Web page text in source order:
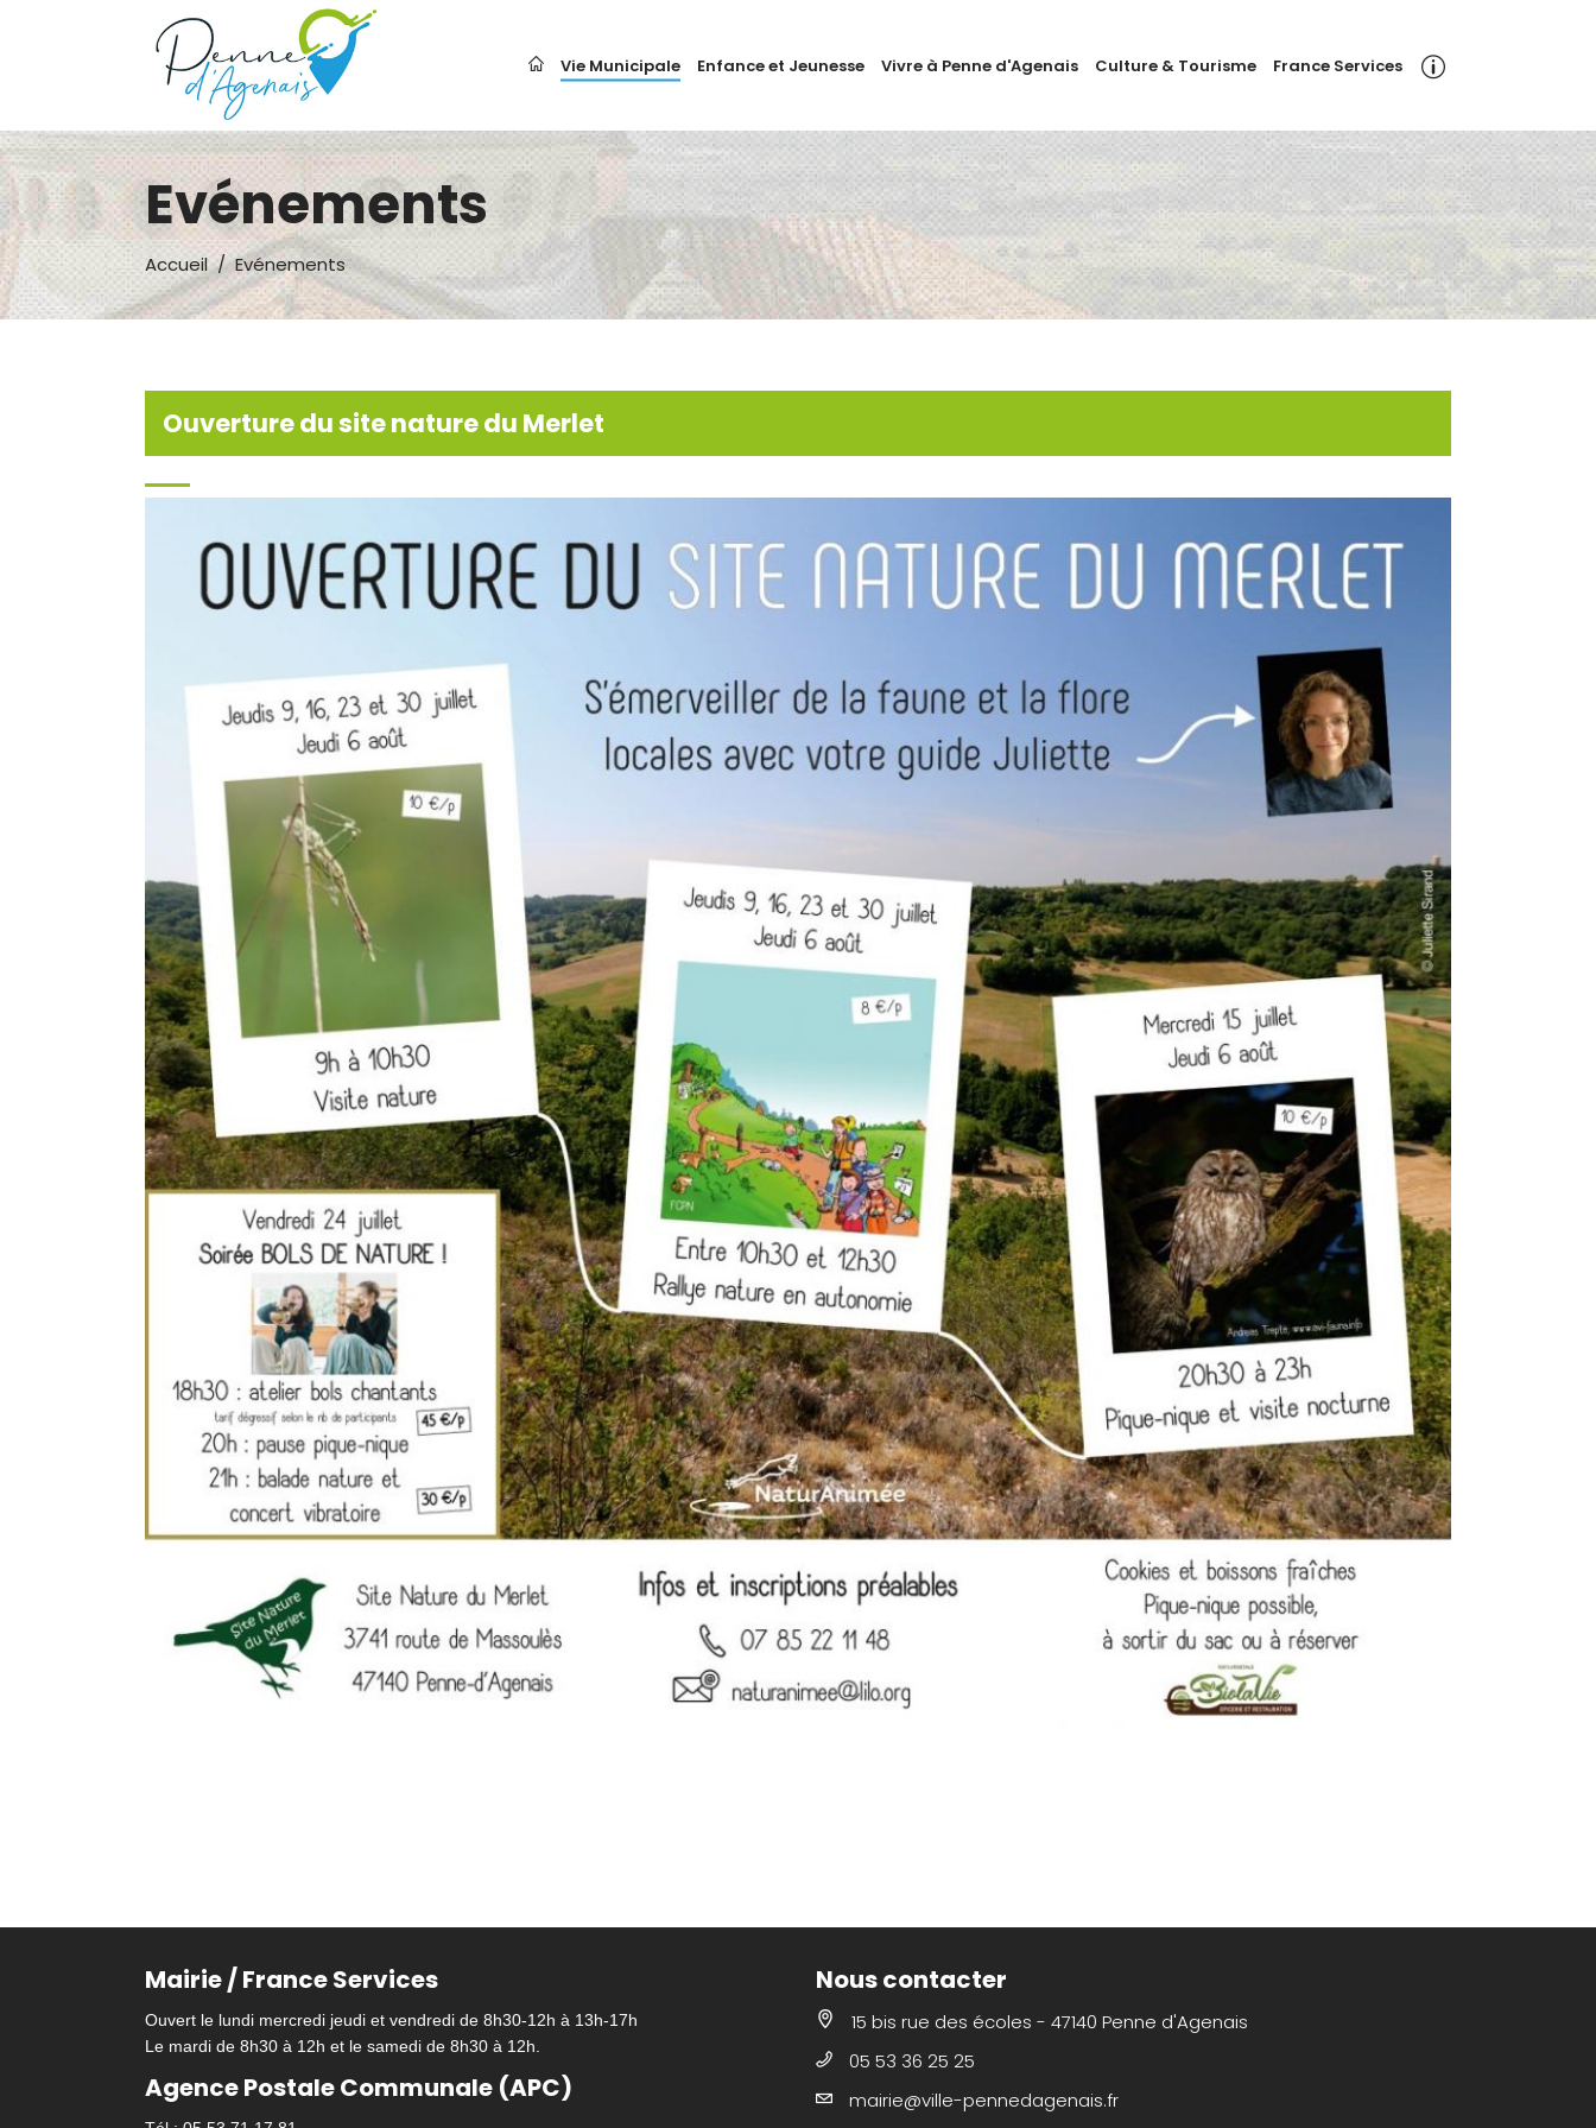
Vie Municipale Enfance et Jeunesse Vivre à Penne d'Agenais Culture & Tourisme France Services
Evénements
Accueil/Evénements
Ouverture du site nature du Merlet
Mairie / France Services
Ouvert le lundi mercredi jeudi et vendredi de 8h30-12h à 13h-17h
Le mardi de 8h30 à 12h et le samedi de 8h30 à 12h.
Agence Postale Communale (APC)
Nous contacter
15 bis rue des écoles - 47140 Penne d'Agenais
05 53 36 25 25
mairie@ville-pennedagenais.fr